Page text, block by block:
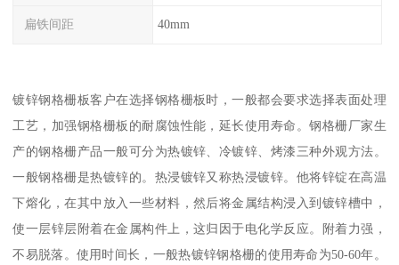
扁铁间距 40mm
镀锌钢格栅板客户在选择钢格栅板时，一般都会要求选择表面处理
工艺，加强钢格栅板的耐腐蚀性能，延长使用寿命。钢格栅厂家生
产的钢格栅产品一般可分为热镀锌、冷镀锌、烤漆三种外观方法。
一般钢格栅是热镀锌的。热浸镀锌又称热浸镀锌。他将锌锭在高温
下熔化，在其中放入一些材料，然后将金属结构浸入到镀锌槽中，
使一层锌层附着在金属构件上，这归因于电化学反应。附着力强，
不易脱落。使用时间长，一般热镀锌钢格栅的使用寿命为50-60年。